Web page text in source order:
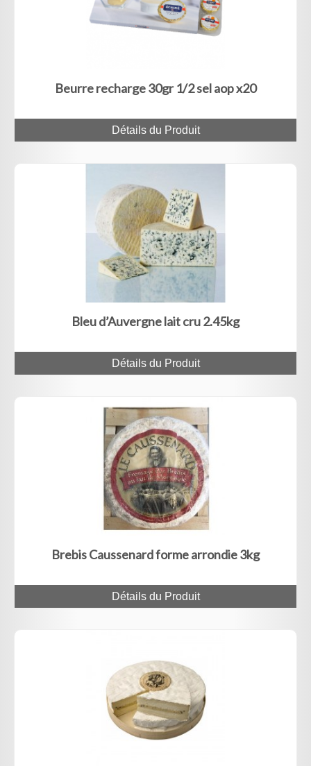
Beurre recharge 30gr 1/2 sel aop x20
Détails du Produit
Bleu d’Auvergne lait cru 2.45kg
Détails du Produit
Brebis Caussenard forme arrondie 3kg
Détails du Produit